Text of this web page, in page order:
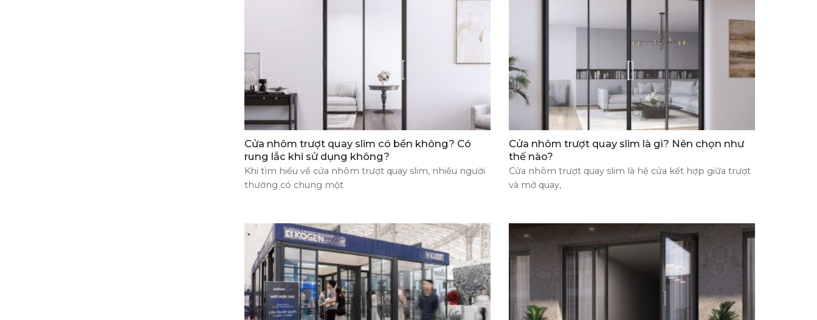
Cửa nhôm trượt quay slim có bền không? Có
rung lắc khi sử dụng không?
Khi tìm hiểu về cửa nhôm trượt quay slim, nhiều người
thường có chung một
Cửa nhôm trượt quay slim là gì? Nên chọn như
thế nào?
Cửa nhôm trượt quay slim là hệ cửa kết hợp giữa trượt
và mở quay,